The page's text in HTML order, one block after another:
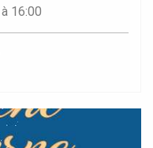
à 16:00